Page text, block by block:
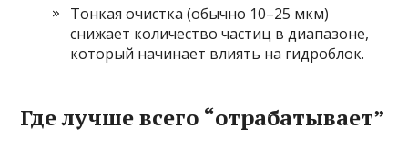
Тонкая очистка (обычно 10–25 мкм)
снижает количество частиц в диапазоне,
который начинает влиять на гидроблок.
Где лучше всего “отрабатывает”